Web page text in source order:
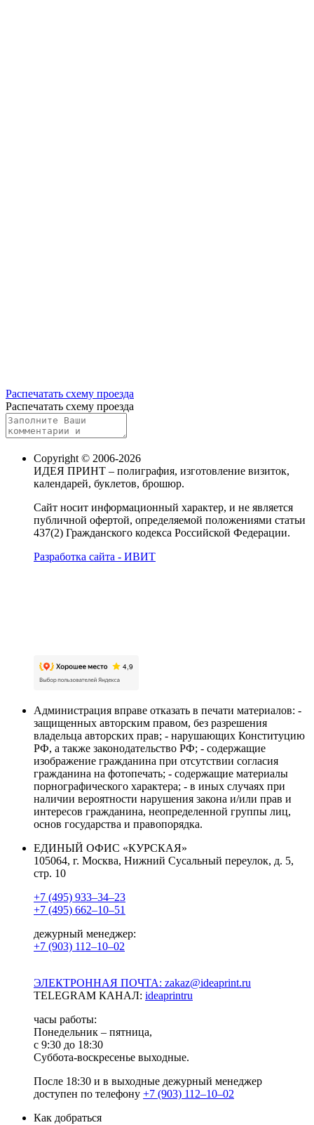
Распечатать схему проезда
Распечатать схему проезда
Copyright © 2006-2026
ИДЕЯ ПРИНТ – полиграфия, изготовление визиток,
календарей, буклетов, брошюр.
Сайт носит информационный характер, и не является
публичной офертой, определяемой положениями статьи
437(2) Гражданского кодекса Российской Федерации.
Разработка сайта - ИВИТ
Администрация вправе отказать в печати материалов: -
защищенных авторским правом, без разрешения
владельца авторских прав; - нарушающих Конституцию
РФ, а также законодательство РФ; - содержащие
изображение гражданина при отсутствии согласия
гражданина на фотопечать; - содержащие материалы
порнографического характера; - в иных случаях при
наличии вероятности нарушения закона и/или прав и
интересов гражданина, неопределенной группы лиц,
основ государства и правопорядка.
ЕДИНЫЙ ОФИС «КУРСКАЯ»
105064, г. Москва, Нижний Сусальный переулок, д. 5,
стр. 10
+7 (495) 933–34–23
+7 (495) 662–10–51
дежурный менеджер:
+7 (903) 112–10–02
ЭЛЕКТРОННАЯ ПОЧТА: zakaz@ideaprint.ru
TELEGRAM КАНАЛ: ideaprintru
часы работы:
Понедельник – пятница,
с 9:30 до 18:30
Суббота-воскресенье выходные.
После 18:30 и в выходные дежурный менеджер
доступен по телефону +7 (903) 112–10–02
Как добраться